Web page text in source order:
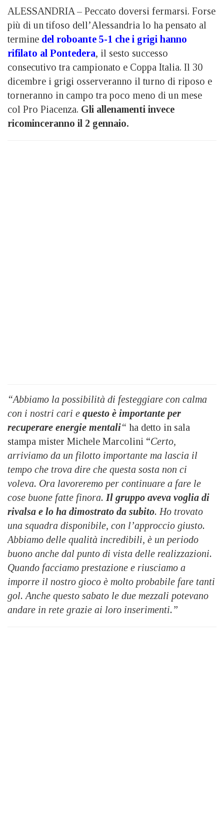
ALESSANDRIA – Peccato doversi fermarsi. Forse
più di un tifoso dell’Alessandria lo ha pensato al
termine del roboante 5-1 che i grigi hanno
rifilato al Pontedera, il sesto successo
consecutivo tra campionato e Coppa Italia. Il 30
dicembre i grigi osserveranno il turno di riposo e
torneranno in campo tra poco meno di un mese
col Pro Piacenza. Gli allenamenti invece
ricominceranno il 2 gennaio.
“Abbiamo la possibilità di festeggiare con calma
con i nostri cari e questo è importante per
recuperare energie mentali“ ha detto in sala
stampa mister Michele Marcolini “Certo,
arriviamo da un filotto importante ma lascia il
tempo che trova dire che questa sosta non ci
voleva. Ora lavoreremo per continuare a fare le
cose buone fatte finora. Il gruppo aveva voglia di
rivalsa e lo ha dimostrato da subito. Ho trovato
una squadra disponibile, con l’approccio giusto.
Abbiamo delle qualità incredibili, è un periodo
buono anche dal punto di vista delle realizzazioni.
Quando facciamo prestazione e riusciamo a
imporre il nostro gioco è molto probabile fare tanti
gol. Anche questo sabato le due mezzali potevano
andare in rete grazie ai loro inserimenti.”